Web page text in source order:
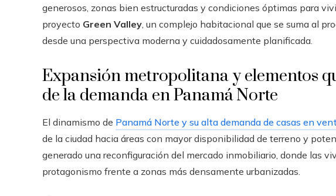
generosos, zonas bien estructuradas y condiciones óptimas para
proyecto Green Valley, un complejo habitacional que se suma al
desde una perspectiva moderna y cuidadosamente planificada.
Expansión metropolitana y elementos
de la demanda en Panamá Norte
El dinamismo de Panamá Norte y su alta demanda de casas en
de la ciudad hacia áreas con mayor disponibilidad de terreno y
generado una reconfiguración del mercado inmobiliario, donde las
protagonismo frente a zonas más densamente urbanizadas.